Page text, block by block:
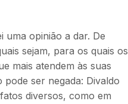
uma opinião a dar. De
sejam, para os quais os
mais atendem às suas
pode ser negada: Divaldo
diversos, como em